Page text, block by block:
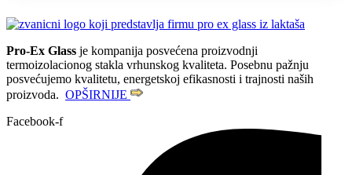
Pro-Ex Glass je kompanija posvećena proizvodnji
termoizolacionog stakla vrhunskog kvaliteta. Posebnu pažnju
posvećujemo kvalitetu, energetskoj efikasnosti i trajnosti naših
proizvoda. OPŠIRNIJE
Facebook-f